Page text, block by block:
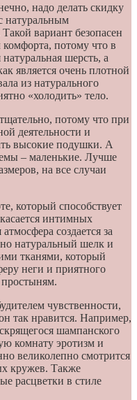
надо делать скидку
натуральным
вариант безопасен
комфорта, потому что в
шерсть, а
является очень плотной
из натурального
«холодить» тело.
потому что при
деятельности и
высокие подушки. А
– маленькие. Лучше
на все случаи
который способствует
интимных
создается за
натуральный шелк и
тканями, который
неги и приятного
чувственности,
так нравится. Например,
шампанского
комнату эротизм и
великолепно смотрится
кружев. Также
расцветки в стиле